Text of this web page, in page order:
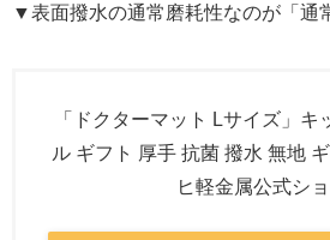
▼表面撥水の通常磨耗性なのが「通
「ドクターマット Lサイズ」キ
ル ギフト 厚手 抗菌 撥水 無地
ヒ軽金属公式シ